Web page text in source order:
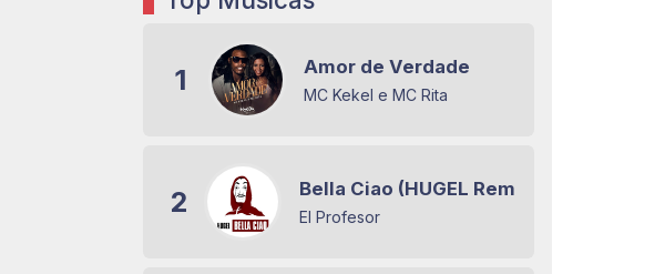
1 Amor de Verdade
MC Kekel e MC Rita
2 Bella Ciao (HUGEL Remix)
El Profesor